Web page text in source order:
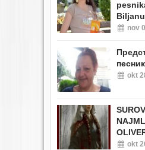
nov
okt
okt